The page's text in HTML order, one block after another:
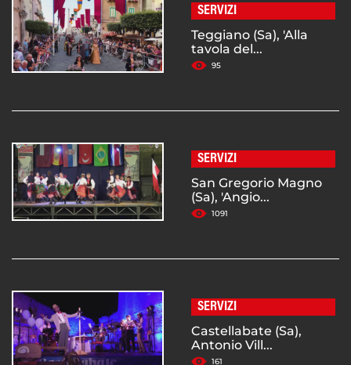
SERVIZI
Teggiano (Sa), 'Alla
tavola del...
95
SERVIZI
San Gregorio Magno
(Sa), 'Angio...
1091
SERVIZI
Castellabate (Sa),
Antonio Vill...
161